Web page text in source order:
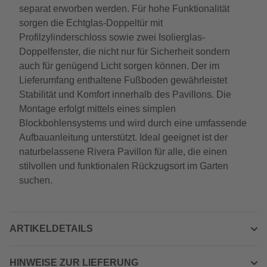
separat erworben werden. Für hohe Funktionalität
sorgen die Echtglas-Doppeltür mit
Profilzylinderschloss sowie zwei Isolierglas-
Doppelfenster, die nicht nur für Sicherheit sondern
auch für genügend Licht sorgen können. Der im
Lieferumfang enthaltene Fußboden gewährleistet
Stabilität und Komfort innerhalb des Pavillons. Die
Montage erfolgt mittels eines simplen
Blockbohlensystems und wird durch eine umfassende
Aufbauanleitung unterstützt. Ideal geeignet ist der
naturbelassene Rivera Pavillon für alle, die einen
stilvollen und funktionalen Rückzugsort im Garten
suchen.
ARTIKELDETAILS
HINWEISE ZUR LIEFERUNG